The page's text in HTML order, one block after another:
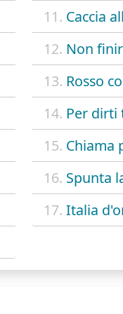
11. Caccia
12. Non
13. Rosso
14. Per dirti
15. Chiama
16. Spunta
17. Italia